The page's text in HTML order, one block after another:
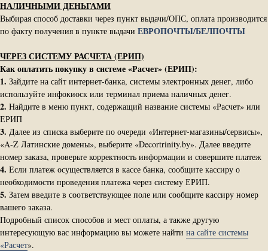
НАЛИЧНЫМИ ДЕНЬГАМИ
Выбирая способ доставки через пункт выдачи/ОПС, оплата производится
по факту получения в пункте выдачи ЕВРОПОЧТЫ/БЕЛПОЧТЫ
ЧЕРЕЗ СИСТЕМУ РАСЧЕТА (ЕРИП)
Как оплатить покупку в системе «Расчет» (ЕРИП):
1. Зайдите на сайт интернет-банка, системы электронных денег, либо
используйте инфокиоск или терминал приема наличных денег.
2. Найдите в меню пункт, содержащий название системы «Расчет» или
ЕРИП
3. Далее из списка выберите по очереди «Интернет-магазины/сервисы»,
«A-Z Латинские домены», выберите «Decortrinity.by». Далее введите
номер заказа, проверьте корректность информации и совершите платеж
4. Если платеж осуществляется в кассе банка, сообщите кассиру о
необходимости проведения платежа через систему ЕРИП.
5. Затем введите в соответствующее поле или сообщите кассиру номер
вашего заказа.
Подробный список способов и мест оплаты, а также другую
интересующую вас информацию вы можете найти на сайте системы
«Расчет».